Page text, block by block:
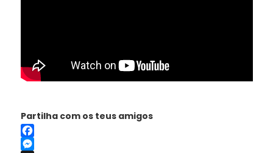
Partilha com os teus amigos
Facebook